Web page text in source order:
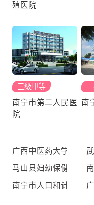
殖医院
三级甲等
南宁市第二人民医
院
南
广西中医药大学第一
马山县妇幼保健院
南宁市人口和计划生